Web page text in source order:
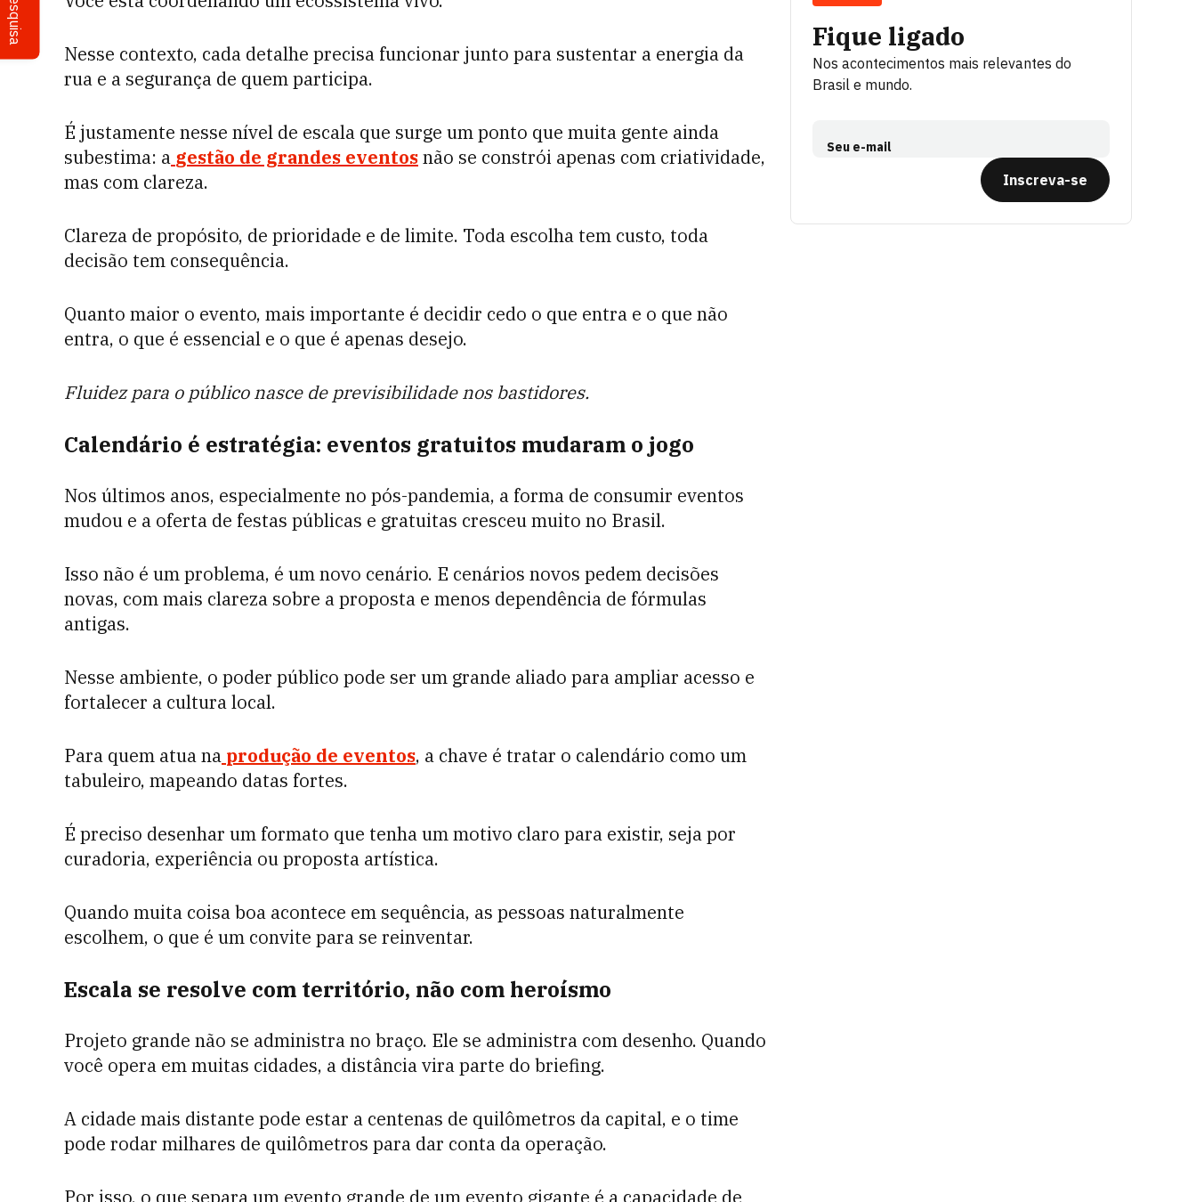
Pesquisa
Nesse contexto, cada detalhe precisa funcionar junto para sustentar a energia da
rua e a segurança de quem participa.
É justamente nesse nível de escala que surge um ponto que muita gente ainda
subestima: a gestão de grandes eventosnão se constrói apenas com criatividade,
mas com clareza.
Clareza de propósito, de prioridade e de limite. Toda escolha tem custo, toda
decisão tem consequência.
Quanto maior o evento, mais importante é decidir cedo o que entra e o que não
entra, o que é essencial e o que é apenas desejo.
Fluidez para o público nasce de previsibilidade nos bastidores.
Calendário é estratégia: eventos gratuitos mudaram o jogo
Nos últimos anos, especialmente no pós-pandemia, a forma de consumir eventos
mudou e a oferta de festas públicas e gratuitas cresceu muito no Brasil.
Isso não é um problema, é um novo cenário. E cenários novos pedem decisões
novas, com mais clareza sobre a proposta e menos dependência de fórmulas
antigas.
Nesse ambiente, o poder público pode ser um grande aliado para ampliar acesso e
fortalecer a cultura local.
Para quem atua na produção de eventos, a chave é tratar o calendário como um
tabuleiro, mapeando datas fortes.
É preciso desenhar um formato que tenha um motivo claro para existir, seja por
curadoria, experiência ou proposta artística.
Quando muita coisa boa acontece em sequência, as pessoas naturalmente
escolhem, o que é um convite para se reinventar.
Escala se resolve com território, não com heroísmo
Projeto grande não se administra no braço. Ele se administra com desenho. Quando
você opera em muitas cidades, a distância vira parte do briefing.
A cidade mais distante pode estar a centenas de quilômetros da capital, e o time
pode rodar milhares de quilômetros para dar conta da operação.
Por isso, o que separa um evento grande de um evento gigante é a capacidade de
Fique ligado
Nos acontecimentos mais relevantes do
Brasil e mundo.
Seu e-mail
Inscreva-se